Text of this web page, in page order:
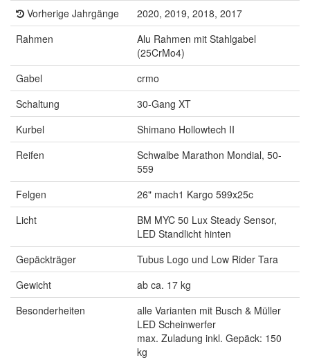
Vorherige Jahrgänge
2020, 2019, 2018, 2017
Rahmen
Alu Rahmen mit Stahlgabel
(25CrMo4)
Gabel
crmo
Schaltung
30-Gang XT
Kurbel
Shimano Hollowtech II
Reifen
Schwalbe Marathon Mondial, 50-
559
Felgen
26" mach1 Kargo 599x25c
Licht
BM MYC 50 Lux Steady Sensor,
LED Standlicht hinten
Gepäckträger
Tubus Logo und Low Rider Tara
Gewicht
ab ca. 17 kg
Besonderheiten
alle Varianten mit Busch & Müller
LED Scheinwerfer
max. Zuladung inkl. Gepäck: 150
kg